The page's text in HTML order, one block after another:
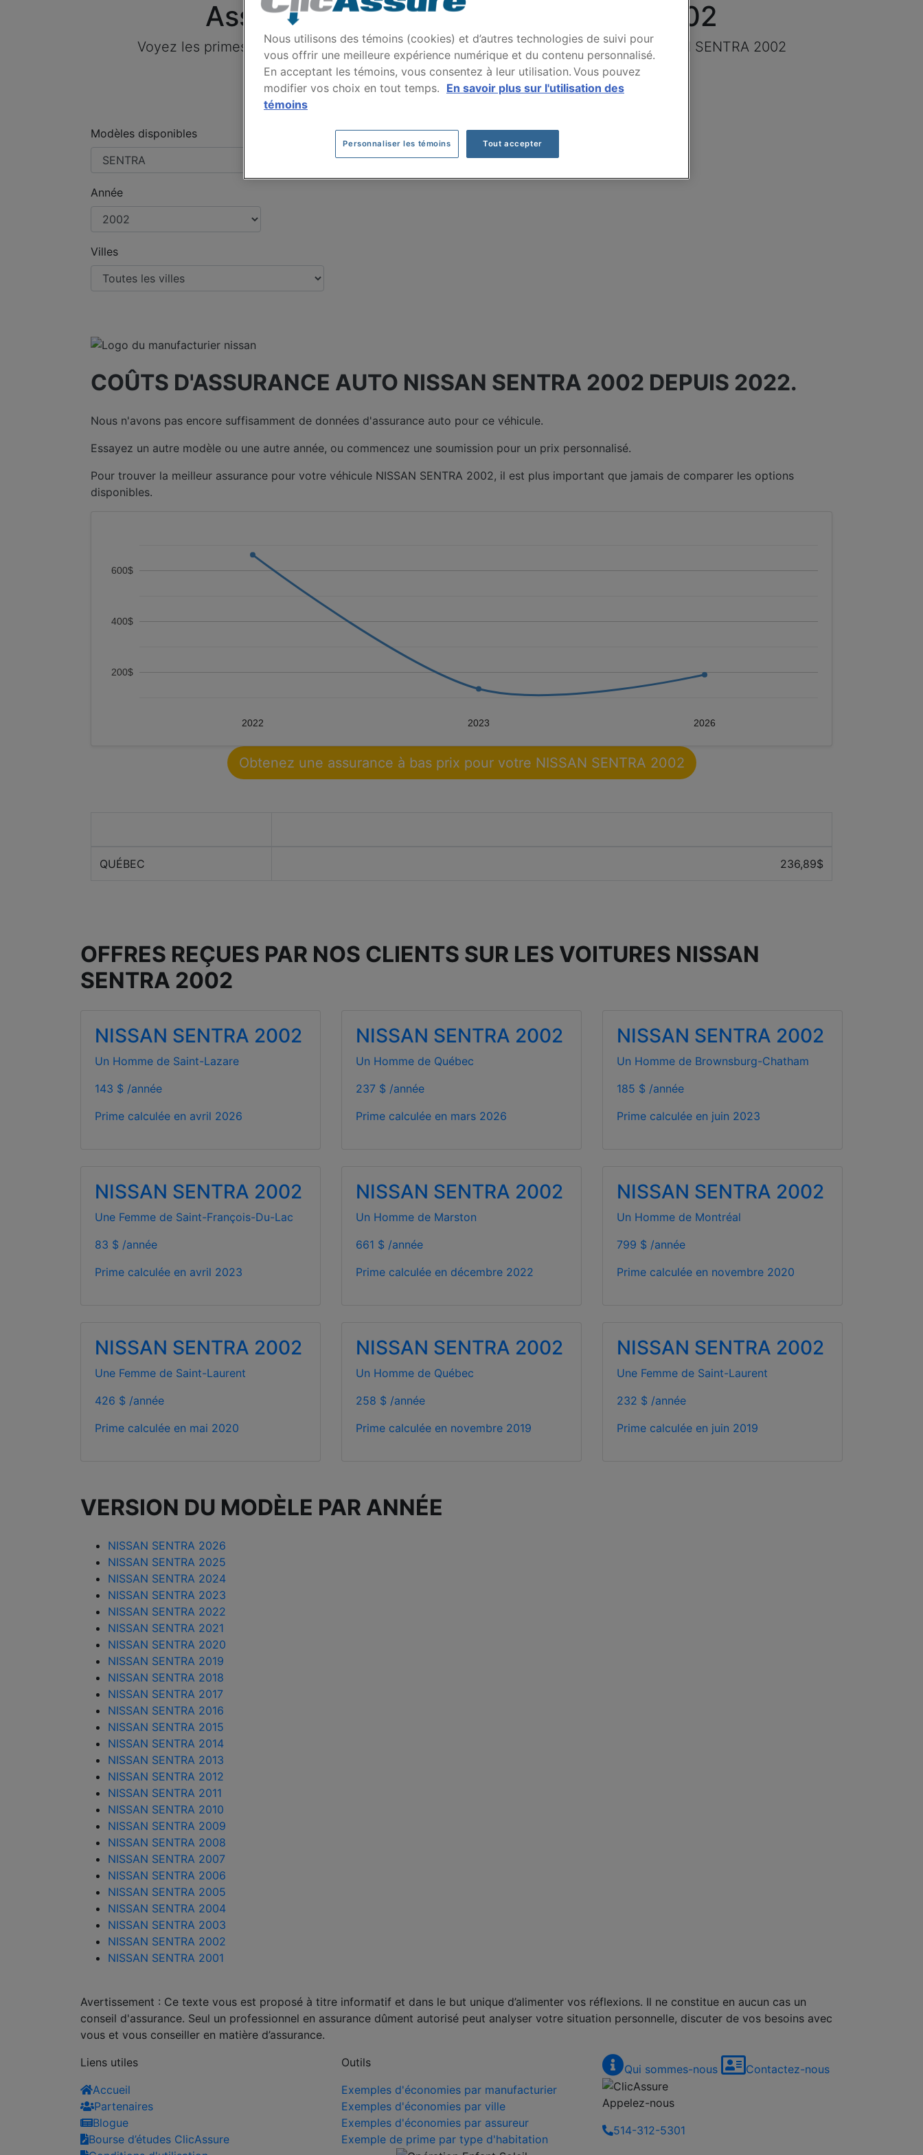
Assurance auto NISSAN SENTRA 2002
Voyez les primes payées par nos clients pour leur assurance auto de marque NISSAN SENTRA 2002
Modèles disponibles
Année
Villes
COÛTS D'ASSURANCE AUTO NISSAN SENTRA 2002 DEPUIS 2022.
Nous n'avons pas encore suffisamment de données d'assurance auto pour ce véhicule.
Essayez un autre modèle ou une autre année, ou commencez une soumission pour un prix personnalisé.
Pour trouver la meilleur assurance pour votre véhicule NISSAN SENTRA 2002, il est plus important que jamais de comparer les options
disponibles.
2022 2023 2026
200$
400$
600$
Obtenez une assurance à bas prix pour votre NISSAN SENTRA 2002
QUÉBEC 236,89$
OFFRES REÇUES PAR NOS CLIENTS SUR LES VOITURES NISSAN
SENTRA 2002
NISSAN SENTRA 2002
Un Homme de Saint-Lazare
143 $ /année
Prime calculée en avril 2026
NISSAN SENTRA 2002
Un Homme de Québec
237 $ /année
Prime calculée en mars 2026
NISSAN SENTRA 2002
Un Homme de Brownsburg-Chatham
185 $ /année
Prime calculée en juin 2023
NISSAN SENTRA 2002
Une Femme de Saint-François-Du-Lac
83 $ /année
Prime calculée en avril 2023
NISSAN SENTRA 2002
Un Homme de Marston
661 $ /année
Prime calculée en décembre 2022
NISSAN SENTRA 2002
Un Homme de Montréal
799 $ /année
Prime calculée en novembre 2020
NISSAN SENTRA 2002
Une Femme de Saint-Laurent
426 $ /année
Prime calculée en mai 2020
NISSAN SENTRA 2002
Un Homme de Québec
258 $ /année
Prime calculée en novembre 2019
NISSAN SENTRA 2002
Une Femme de Saint-Laurent
232 $ /année
Prime calculée en juin 2019
VERSION DU MODÈLE PAR ANNÉE
NISSAN SENTRA 2026
NISSAN SENTRA 2025
NISSAN SENTRA 2024
NISSAN SENTRA 2023
NISSAN SENTRA 2022
NISSAN SENTRA 2021
NISSAN SENTRA 2020
NISSAN SENTRA 2019
NISSAN SENTRA 2018
NISSAN SENTRA 2017
NISSAN SENTRA 2016
NISSAN SENTRA 2015
NISSAN SENTRA 2014
NISSAN SENTRA 2013
NISSAN SENTRA 2012
NISSAN SENTRA 2011
NISSAN SENTRA 2010
NISSAN SENTRA 2009
NISSAN SENTRA 2008
NISSAN SENTRA 2007
NISSAN SENTRA 2006
NISSAN SENTRA 2005
NISSAN SENTRA 2004
NISSAN SENTRA 2003
NISSAN SENTRA 2002
NISSAN SENTRA 2001
Avertissement : Ce texte vous est proposé à titre informatif et dans le but unique d’alimenter vos réflexions. Il ne constitue en aucun cas un
conseil d'assurance. Seul un professionnel en assurance dûment autorisé peut analyser votre situation personnelle, discuter de vos besoins avec
vous et vous conseiller en matière d’assurance.
Liens utiles
Accueil
Partenaires
Blogue
Bourse d’études ClicAssure
Outils
Exemples d'économies par manufacturier
Exemples d'économies par ville
Exemples d'économies par assureur
Exemple de prime par type d'habitation
Qui sommes-nous Contactez-nous
Appelez-nous
514-312-5301
Nous utilisons des témoins (cookies) et d’autres technologies de suivi pour
vous offrir une meilleure expérience numérique et du contenu personnalisé.
En acceptant les témoins, vous consentez à leur utilisation. Vous pouvez
modifier vos choix en tout temps. En savoir plus sur l'utilisation des
témoins
Personnaliser les témoins Tout accepter